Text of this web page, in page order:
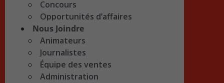
Concours
Opportunités d’affaires
Nous Joindre
Animateurs
Journalistes
Équipe des ventes
Administration